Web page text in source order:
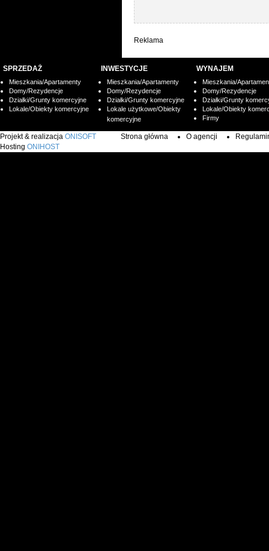
Reklama
SPRZEDAŻ
Mieszkania/Apartamenty
Domy/Rezydencje
Działki/Grunty komercyjne
Lokale/Obiekty komercyjne
INWESTYCJE
Mieszkania/Apartamenty
Domy/Rezydencje
Działki/Grunty komercyjne
Lokale użytkowe/Obiekty
komercyjne
WYNAJEM
Mieszkania/
Domy/Rezydencje
Działki/Grunty
Lokale/Obiekty
Firmy
Projekt & realizacja ONISOFT
Hosting ONIHOST
Strona główna O agencji